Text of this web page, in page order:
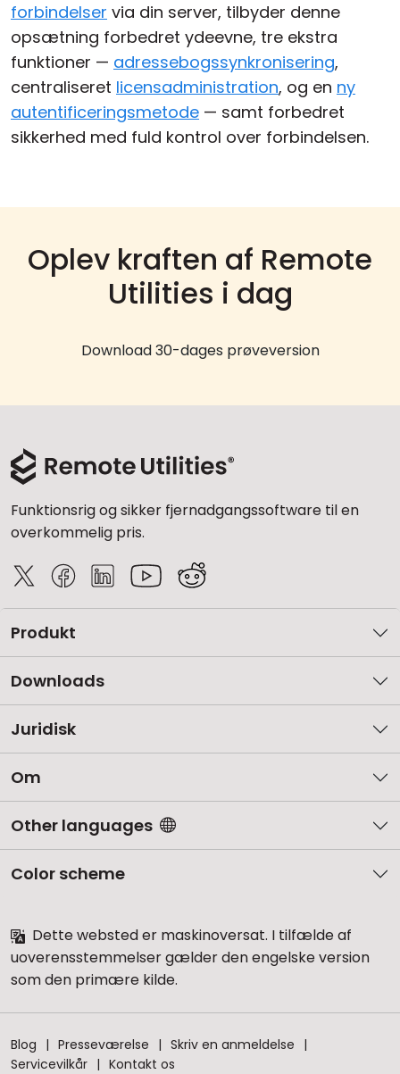
forbindelser via din server, tilbyder denne
opsætning forbedret ydeevne, tre ekstra
funktioner — adressebogssynkronisering,
centraliseret licensadministration, og en ny
autentificeringsmetode — samt forbedret
sikkerhed med fuld kontrol over forbindelsen.
Oplev kraften af Remote
Utilities i dag
Download 30-dages prøveversion
Funktionsrig og sikker fjernadgangssoftware til en
overkommelig pris.
Produkt
Downloads
Juridisk
Om
Other languages
Color scheme
Dette websted er maskinoversat. I tilfælde af
uoverensstemmelser gælder den engelske version
som den primære kilde.
Blog Presseværelse
Skriv en anmeldelse
Servicevilkår
Kontakt os